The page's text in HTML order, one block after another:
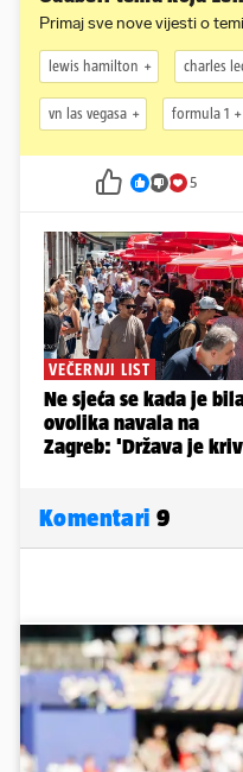
Primaj sve nove vijesti o
lewis hamilton charles
vn las vegasa formula 1
5
Komentari 9